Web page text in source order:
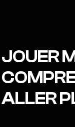
JOUER
COMPR
ALLERP